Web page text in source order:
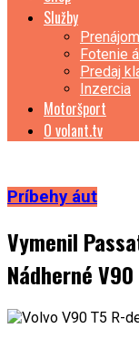
Služby
Fotenie
Predaj
Inzercia
Motoršport
O volant.tv
Príbehy áut
Vymenil
Nádherné